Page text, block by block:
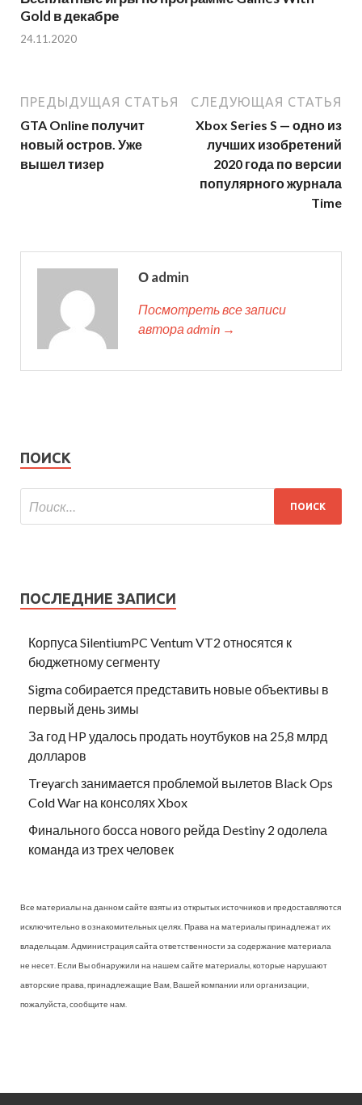
Gold в декабре
24.11.2020
ПРЕДЫДУЩАЯ СТАТЬЯ
GTA Online получит
новый остров. Уже
вышел тизер
СЛЕДУЮЩАЯ СТАТЬЯ
Xbox Series S — одно из
лучших изобретений
2020 года по версии
популярного журнала
Time
О admin
Посмотреть все записи
автора admin →
ПОИСК
ПОСЛЕДНИЕ ЗАПИСИ
Корпуса SilentiumPC Ventum VT2 относятся к
бюджетному сегменту
Sigma собирается представить новые объективы в
первый день зимы
За год HP удалось продать ноутбуков на 25,8 млрд
долларов
Treyarch занимается проблемой вылетов Black Ops
Cold War на консолях Xbox
Финального босса нового рейда Destiny 2 одолела
команда из трех человек
Все материалы на данном сайте взяты из открытых источников и предоставляются
исключительно в ознакомительных целях. Права на материалы принадлежат их
владельцам. Администрация сайта ответственности за содержание материала
не несет. Если Вы обнаружили на нашем сайте материалы, которые нарушают
авторские права, принадлежащие Вам, Вашей компании или организации,
пожалуйста, сообщите нам.